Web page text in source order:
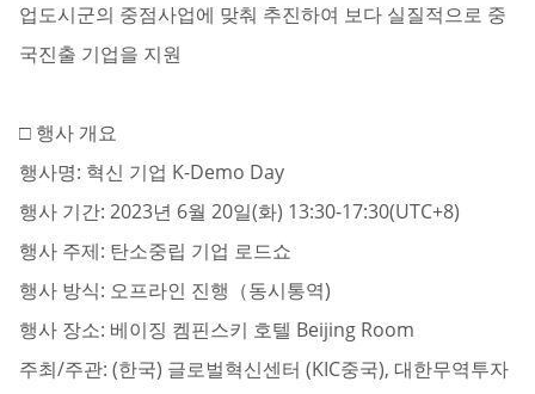
업도시군의 중점사업에 맞춰 추진하여 보다 실질적으로 중
국진출 기업을 지원
□ 행사 개요
행사명: 혁신 기업 K-Demo Day
행사 기간: 2023년 6월 20일(화) 13:30-17:30(UTC+8)
행사 주제: 탄소중립 기업 로드쇼
행사 방식: 오프라인 진행（동시통역)
행사 장소: 베이징 켐핀스키 호텔 Beijing Room
주최/주관: (한국) 글로벌혁신센터 (KIC중국), 대한무역투자